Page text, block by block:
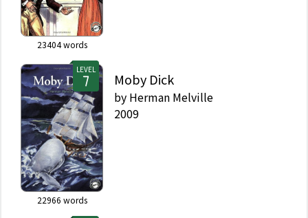
23404words
LEVEL
22966 words
Moby Dick
by Herman Melville
2009